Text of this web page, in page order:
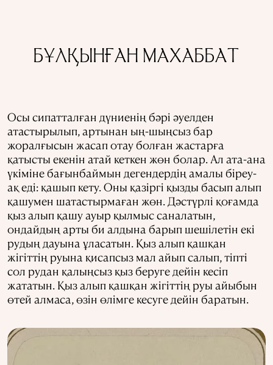
БҰЛҚЫНҒАН МАХАББАТ
Осы сипатталған дүниенің бәрі әуелден
атастырылып, артынан ың-шыңсыз бар
жоралғысын жасап отау болған жастарға
қатысты екенін атай кеткен жөн болар. Ал ата-ана
үкіміне бағынбаймын дегендердің амалы біреу-
ақ еді: қашып кету. Оны қазіргі қызды басып алып
қашумен шатастырмаған жөн. Дәстүрлі қоғамда
қыз алып қашу ауыр қылмыс саналатын,
ондайдың арты би алдына барып шешілетін екі
рудың дауына ұласатын. Қыз алып қашқан
жігіттің руына қисапсыз мал айып салып, тіпті
сол рудан қалыңсыз қыз беруге дейін кесіп
жататын. Қыз алып қашқан жігіттің руы айыбын
өтей алмаса, өзін өлімге кесуге дейін баратын.